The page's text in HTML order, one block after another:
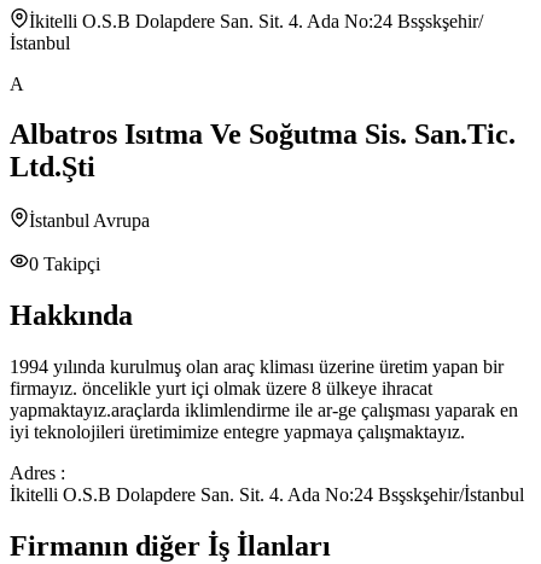
İkitelli O.S.B Dolapdere San. Sit. 4. Ada No:24 Bsşskşehir/
İstanbul
A
Albatros Isıtma Ve Soğutma Sis. San.Tic.
Ltd.Şti
İstanbul Avrupa
0 Takipçi
Hakkında
1994 yılında kurulmuş olan araç kliması üzerine üretim yapan bir
firmayız. öncelikle yurt içi olmak üzere 8 ülkeye ihracat
yapmaktayız.araçlarda iklimlendirme ile ar-ge çalışması yaparak en
iyi teknolojileri üretimimize entegre yapmaya çalışmaktayız.
Adres :
İkitelli O.S.B Dolapdere San. Sit. 4. Ada No:24 Bsşskşehir/İstanbul
Firmanın diğer İş İlanları